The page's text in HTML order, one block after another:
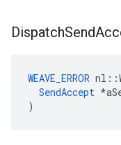
DispatchSend
WEAVE_ERROR
SendAccept
)